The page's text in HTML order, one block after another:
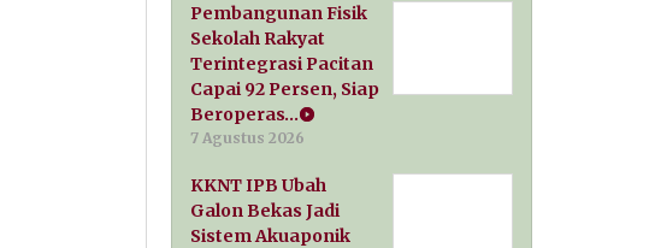
Pembangunan Fisik
Sekolah Rakyat
Terintegrasi Pacitan
Capai 92 Persen, Siap
Beroperas…
7 Agustus 2026
KKNT IPB Ubah
Galon Bekas Jadi
Sistem Akuaponik